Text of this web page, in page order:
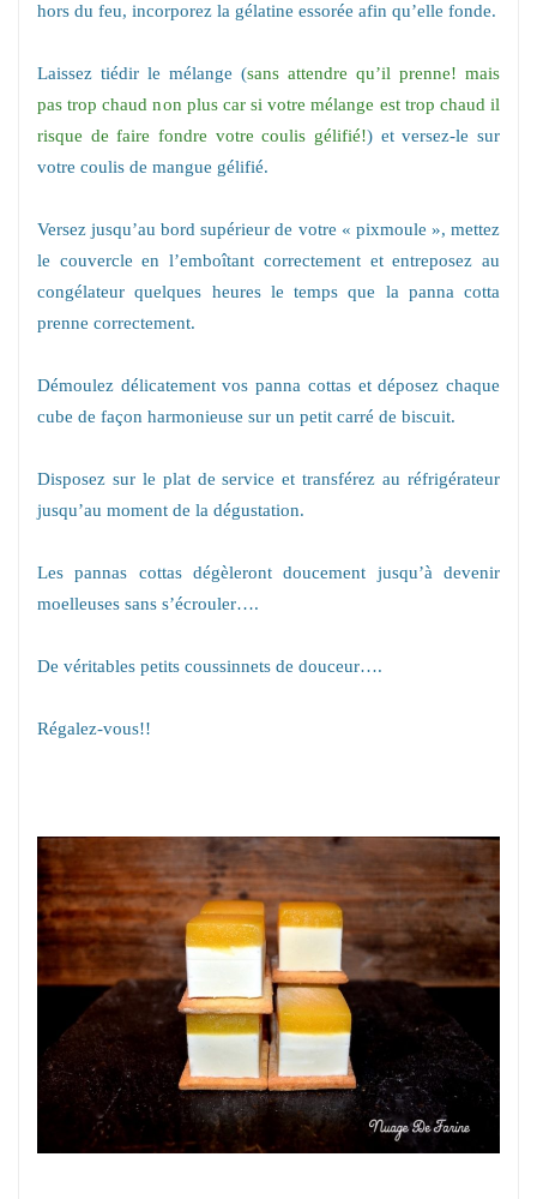
hors du feu, incorporez la gélatine essorée afin qu’elle fonde.
Laissez tiédir le mélange (sans attendre qu’il prenne! mais
pas trop chaud non plus car si votre mélange est trop chaud il
risque de faire fondre votre coulis gélifié!) et versez-le sur
votre coulis de mangue gélifié.
Versez jusqu’au bord supérieur de votre « pixmoule », mettez
le couvercle en l’emboîtant correctement et entreposez au
congélateur quelques heures le temps que la panna cotta
prenne correctement.
Démoulez délicatement vos panna cottas et déposez chaque
cube de façon harmonieuse sur un petit carré de biscuit.
Disposez sur le plat de service et transférez au réfrigérateur
jusqu’au moment de la dégustation.
Les pannas cottas dégèleront doucement jusqu’à devenir
moelleuses sans s’écrouler….
De véritables petits coussinnets de douceur….
Régalez-vous!!